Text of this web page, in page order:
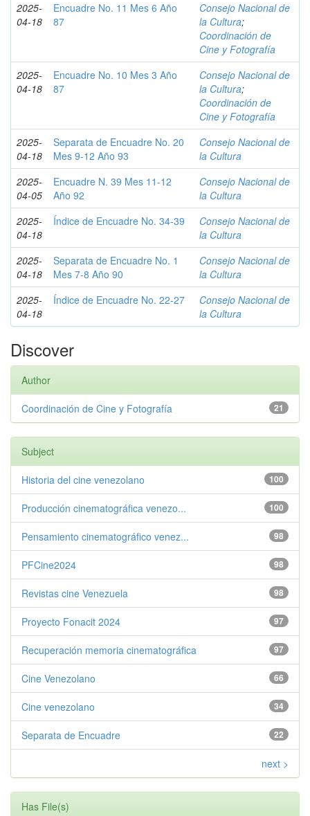
2025-
04-18
Encuadre No. 11 Mes 6 Año
87
Consejo Nacional de
la Cultura;
Coordinación de
Cine y Fotografía
2025-
04-18
Encuadre No. 10 Mes 3 Año
87
Consejo Nacional de
la Cultura;
Coordinación de
Cine y Fotografía
2025-
04-18
Separata de Encuadre No. 20
Mes 9-12 Año 93
Consejo Nacional de
la Cultura
2025-
04-05
Encuadre N. 39 Mes 11-12
Año 92
Consejo Nacional de
la Cultura
2025-
04-18
Índice de Encuadre No. 34-39
Consejo Nacional de
la Cultura
2025-
04-18
Separata de Encuadre No. 1
Mes 7-8 Año 90
Consejo Nacional de
la Cultura
2025-
04-18
Índice de Encuadre No. 22-27
Consejo Nacional de
la Cultura
Discover
Author
21
Coordinación de Cine y Fotografía
Subject
100
Historia del cine venezolano
100
Producción cinematográfica venezo...
98
Pensamiento cinematográfico venez...
98
PFCine2024
98
Revistas cine Venezuela
97
Proyecto Fonacit 2024
97
Recuperación memoria cinematográfica
66
Cine Venezolano
34
Cine venezolano
22
Separata de Encuadre
next >
Has File(s)